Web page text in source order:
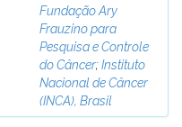
Fundação Ary
Frauzino para
Pesquisa e Controle
do Câncer;Instituto
Nacional de Câncer
(INCA), Brasil